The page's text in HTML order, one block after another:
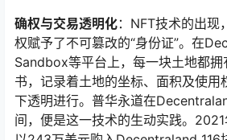
确权与交易透明化：NFT技术的出现
权赋予了不可篡改的“身份证”。在
Sandbox等平台上，每一块土地都拥
书，记录着土地的坐标、面积及使用
下透明进行。普华永道在
间，便是这一技术的生动实践。